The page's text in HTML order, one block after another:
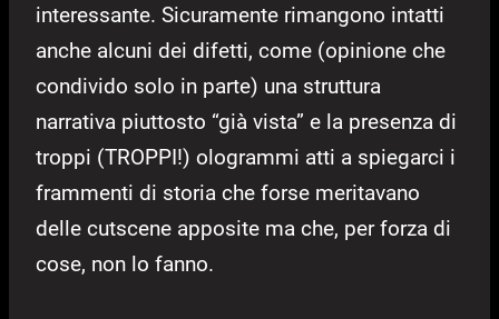
interessante. Sicuramente rimangono intatti
anche alcuni dei difetti, come (opinione che
condivido solo in parte) una struttura
narrativa piuttosto “già vista” e la presenza di
troppi (TROPPI!) ologrammi atti a spiegarci i
frammenti di storia che forse meritavano
delle cutscene apposite ma che, per forza di
cose, non lo fanno.